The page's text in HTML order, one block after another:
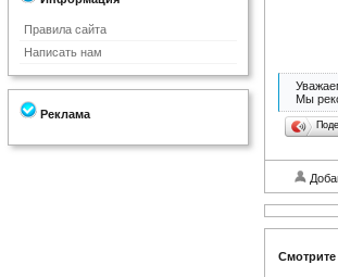
Правила сайта
Написать нам
Реклама
Мы
Смотрите